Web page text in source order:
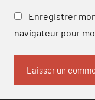
Enregistrer
navigateur pour